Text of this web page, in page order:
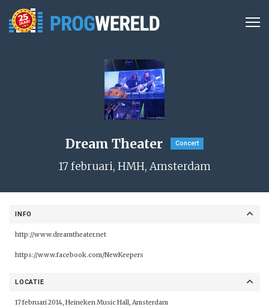
Dream Theater Concert
17 februari, HMH, Amsterdam
INFO
http://www.dreamtheater.net
https://www.facebook.com/NewKeepers
LOCATIE
17 februari 2014, Heineken Music Hall, Amsterdam